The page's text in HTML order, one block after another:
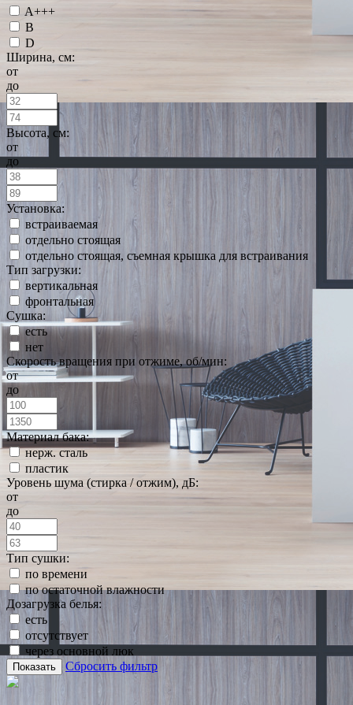
A+++
B
D
Ширина, см:
от
до
Высота, см:
от
до
Установка:
встраиваемая
отдельно стоящая
отдельно стоящая, съемная крышка для встраивания
Тип загрузки:
вертикальная
фронтальная
Сушка:
есть
нет
Скорость вращения при отжиме, об/мин:
от
до
Материал бака:
нерж. сталь
пластик
Уровень шума (стирка / отжим), дБ:
от
до
Тип сушки:
по времени
по остаточной влажности
Дозагрузка белья:
есть
отсутствует
через основной люк
Показать Сбросить фильтр